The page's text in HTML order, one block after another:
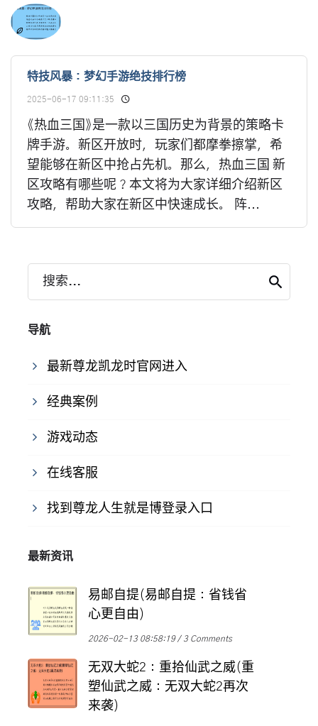
特技风暴：梦幻手游绝技排行榜
2025-06-17 09:11:35
《热血三国》是一款以三国历史为背景的策略卡
牌手游。新区开放时，玩家们都摩拳擦掌，希
望能够在新区中抢占先机。那么，热血三国 新
区攻略有哪些呢？本文将为大家详细介绍新区
攻略，帮助大家在新区中快速成长。 阵...
搜索...
导航
最新尊龙凯龙时官网进入
经典案例
游戏动态
在线客服
找到尊龙人生就是博登录入口
最新资讯
易邮自提(易邮自提：省钱省
心更自由)
2026-02-13 08:58:19 3 Comments
无双大蛇2：重拾仙武之威(重
塑仙武之威：无双大蛇2再次
来袭)